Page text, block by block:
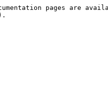
pages are